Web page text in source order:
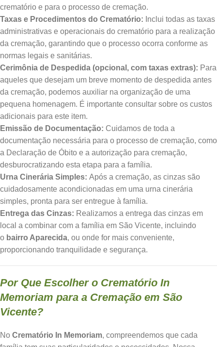
crematório e para o processo de cremação.
Taxas e Procedimentos do Crematório: Inclui todas as taxas
administrativas e operacionais do crematório para a realização
da cremação, garantindo que o processo ocorra conforme as
normas legais e sanitárias.
Cerimônia de Despedida (opcional, com taxas extras): Para
aqueles que desejam um breve momento de despedida antes
da cremação, podemos auxiliar na organização de uma
pequena homenagem. É importante consultar sobre os custos
adicionais para este item.
Emissão de Documentação: Cuidamos de toda a
documentação necessária para o processo de cremação, como
a Declaração de Óbito e a autorização para cremação,
desburocratizando esta etapa para a família.
Urna Cinerária Simples: Após a cremação, as cinzas são
cuidadosamente acondicionadas em uma urna cinerária
simples, pronta para ser entregue à família.
Entrega das Cinzas: Realizamos a entrega das cinzas em
local a combinar com a família em São Vicente, incluindo
o bairro Aparecida, ou onde for mais conveniente,
proporcionando tranquilidade e segurança.
Por Que Escolher o Crematório In
Memoriam para a Cremação em São
Vicente?
No Crematório In Memoriam, compreendemos que cada